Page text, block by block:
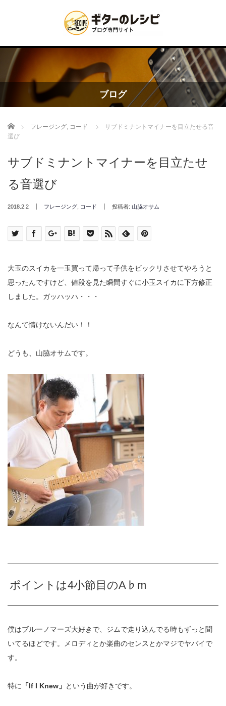
ブログ
Home フレージング コード
サブドミナントマイナーを目立たせる音
選び
サブドミナントマイナーを目立たせ
る音選び
2018.2.2 フレージング コード 投稿者: 山脇オサム
大玉のスイカを一玉買って帰って子供をビックリさせてやろうと
思ったんですけど、値段を見た瞬間すぐに小玉スイカに下方修正
しました。ガッハッハ・・・
なんて情けないんだい！！
どうも、山脇オサムです。
ポイントは4小節目のA♭m
僕はブルーノマーズ大好きで、ジムで走り込んでる時もずっと聞
いてるほどです。メロディとか楽曲のセンスとかマジでヤバイで
す。
特に 「If I Knew」 という曲が好きです。